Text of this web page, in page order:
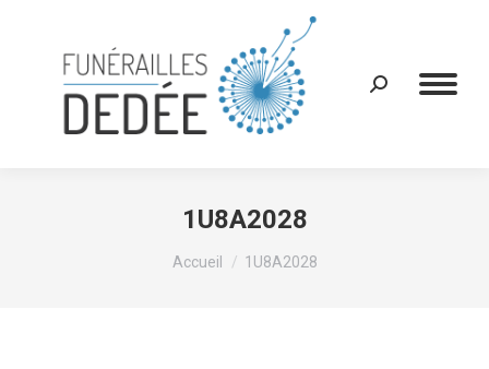
Recherche
1U8A2028
Vous êtes ici :
Accueil 1U8A2028